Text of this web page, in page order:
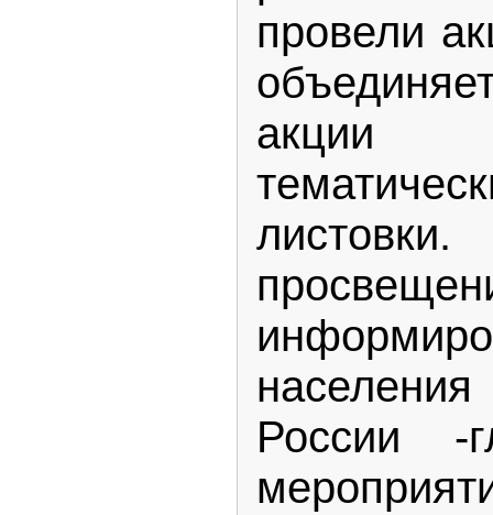
провели
листовки.
России -